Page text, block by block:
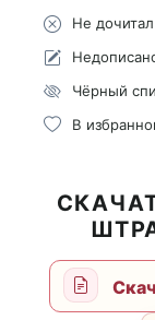
Не дочитал
Чёрный
В